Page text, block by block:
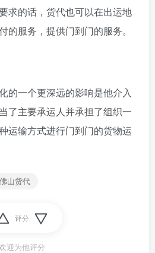
求的话，货代也可以在出运地
的服务，提供门到门的服务。
的一个更深远的影响是他介入
了主要承运人并承担了组织一
运输方式进行门到门的货物运
山货代
评分
欢迎为他评分